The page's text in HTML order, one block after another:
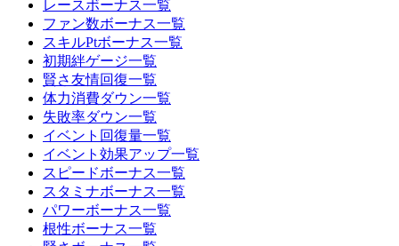
レースボーナス一覧
ファン数ボーナス一覧
スキルPtボーナス一覧
初期絆ゲージ一覧
賢さ友情回復一覧
体力消費ダウン一覧
失敗率ダウン一覧
イベント回復量一覧
イベント効果アップ一覧
スピードボーナス一覧
スタミナボーナス一覧
パワーボーナス一覧
根性ボーナス一覧